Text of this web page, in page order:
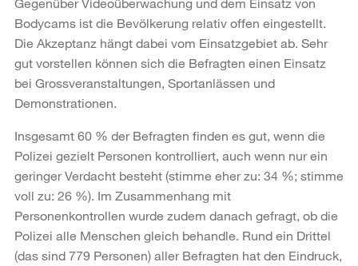
Bodycams ist die Bevölkerung relativ offen eingestellt.
Die Akzeptanz hängt dabei vom Einsatzgebiet ab. Sehr
gut vorstellen können sich die Befragten einen Einsatz
bei Grossveranstaltungen, Sportanlässen und
Demonstrationen.
Insgesamt 60 % der Befragten finden es gut, wenn die
Polizei gezielt Personen kontrolliert, auch wenn nur ein
geringer Verdacht besteht (stimme eher zu: 34 %; stimme
voll zu: 26 %). Im Zusammenhang mit
Personenkontrollen wurde zudem danach gefragt, ob die
Polizei alle Menschen gleich behandle. Rund ein Drittel
(das sind 779 Personen) aller Befragten hat den Eindruck,